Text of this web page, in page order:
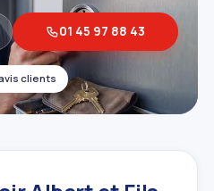
avis clients
01 45 97 88 43